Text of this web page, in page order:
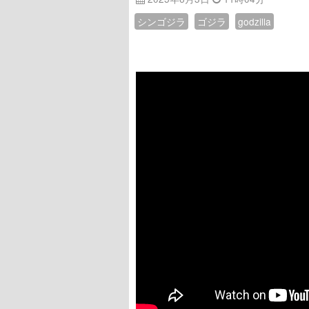
シンゴジラ
ゴジラ godzilla